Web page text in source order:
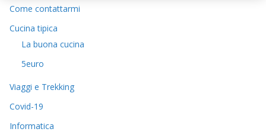
Come contattarmi
Cucina tipica
La buona cucina
5euro
Viaggi e Trekking
Covid-19
Informatica